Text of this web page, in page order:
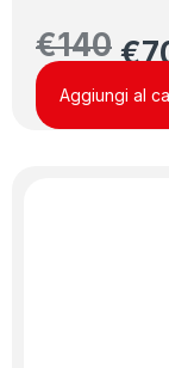
€140 €
Aggiungi al